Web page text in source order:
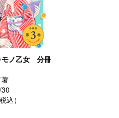
モノ乙女 分冊
込）